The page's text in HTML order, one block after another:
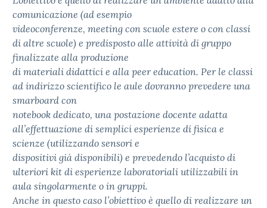
comunicazione (ad esempio
videoconferenze, meeting con scuole estere o con classi
di altre scuole) e predisposto alle attività di gruppo
finalizzate alla produzione
di materiali didattici e alla peer education. Per le classi
ad indirizzo scientifico le aule dovranno prevedere una
smarboard con
notebook dedicato, una postazione docente adatta
all’effettuazione di semplici esperienze di fisica e
scienze (utilizzando sensori e
dispositivi già disponibili) e prevedendo l’acquisto di
ulteriori kit di esperienze laboratoriali utilizzabili in
aula singolarmente o in gruppi.
Anche in questo caso l’obiettivo è quello di realizzare un